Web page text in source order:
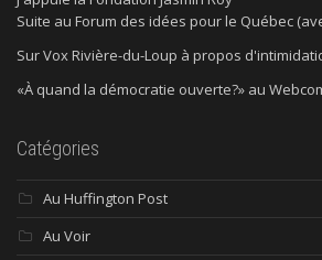
Suite au Forum des idées pour le Québec
Sur Vox Rivière-du-Loup à propos
«À quand la démocratie ouverte?» au
Catégories
Au Huffington Post
Au Voir